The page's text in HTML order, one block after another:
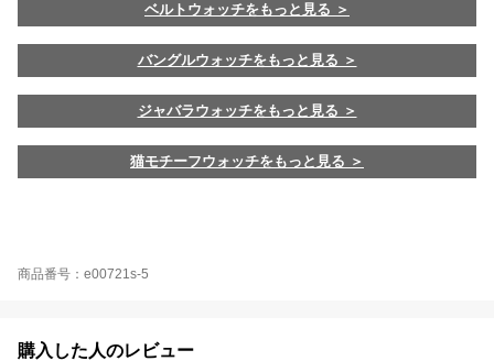
ベルトウォッチをもっと見る ＞
バングルウォッチをもっと見る ＞
ジャバラウォッチをもっと見る ＞
猫モチーフウォッチをもっと見る ＞
商品番号：e00721s-5
購入した人のレビュー